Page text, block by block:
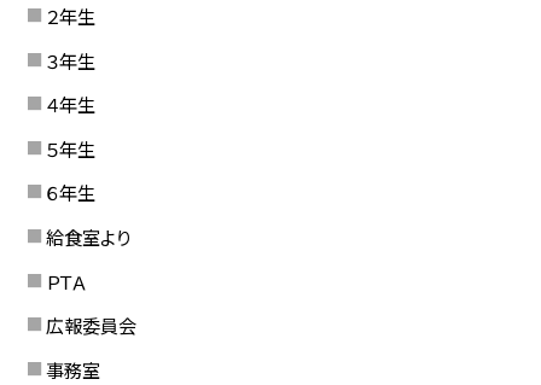
２年生
３年生
４年生
５年生
６年生
給食室より
ＰＴＡ
広報委員会
事務室